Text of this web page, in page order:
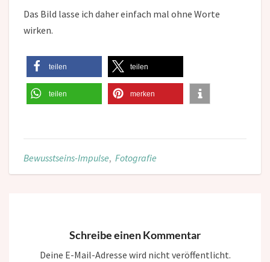
Das Bild lasse ich daher einfach mal ohne Worte
wirken.
teilen teilen
teilen merken
Bewusstseins-Impulse, Fotografie
Schreibe einen Kommentar
Deine E-Mail-Adresse wird nicht veröffentlicht.